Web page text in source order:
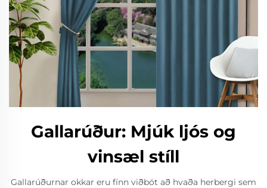
Gallarúður: Mjúk ljós og
vinsæl stíll
Gallarúðurnar okkar eru fínn viðbót að hvaða herbergi sem